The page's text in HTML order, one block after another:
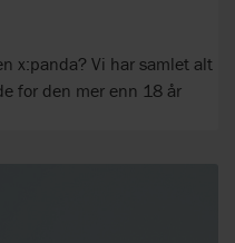
x:panda? Vi har samlet alt
for den mer enn 18 år